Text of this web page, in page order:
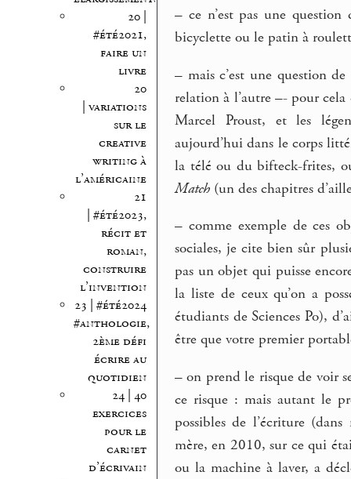
20 |
#été2021,
faire un
livre
20
| variations
sur le
creative
writing à
l’américaine
21
| #été2023,
récit et
roman,
construire
l’invention
23 | #été2024
#anthologie,
2ème défi
écrire au
quotidien
24 | 40
exercices
pour le
carnet
d’écrivain
– ce n’est pas une
bicyclette ou le patin à
– mais c’est une question
relation à l’autre –- pour
Marcel Proust, et les
aujourd’hui dans le corps
la télé ou du bifteck-frites,
Match (un des chapitres
– comme exemple de ces
sociales, je cite bien sûr
pas un objet qui puisse
la liste de ceux qu’on a
étudiants de Sciences Po),
être que votre premier
– on prend le risque de voir
ce risque : mais autant le
possibles de l’écriture
mère, en 2010, sur ce qui
ou la machine à laver, a